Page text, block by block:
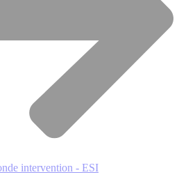
intervention - ESI